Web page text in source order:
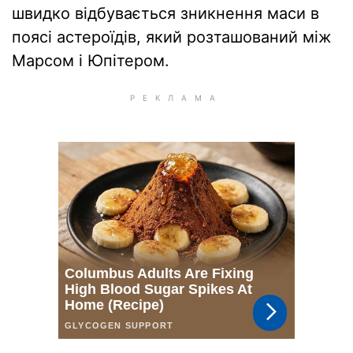
швидко відбувається зникнення маси в
поясі астероїдів, який розташований між
Марсом і Юпітером.